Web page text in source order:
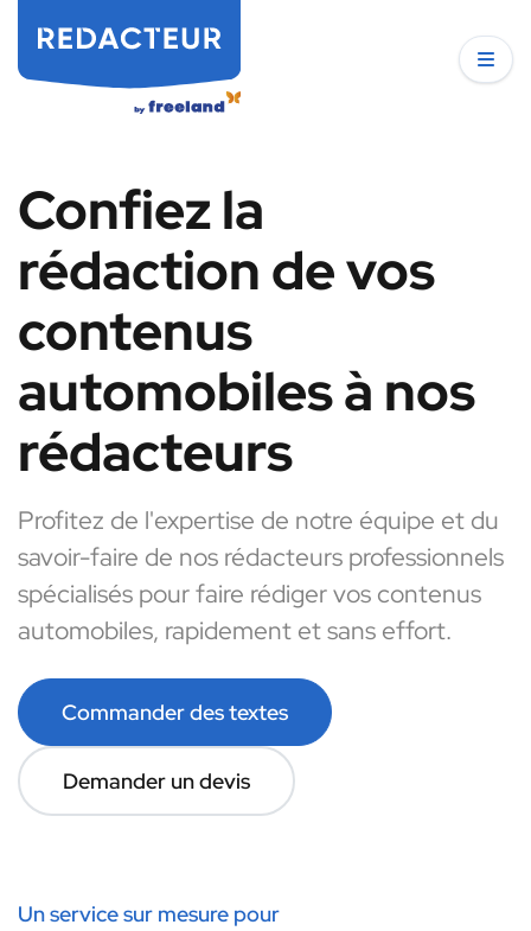
Confiez la
rédaction de vos
contenus
automobiles à nos
rédacteurs
Profitez de l'expertise de notre équipe et du
savoir-faire de nos rédacteurs professionnels
spécialisés pour faire rédiger vos contenus
automobiles, rapidement et sans effort.
Commander des textes
Demander un devis
Un service sur mesure pour